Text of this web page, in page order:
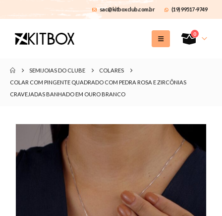
sac@kitboxclub.com.br (19) 99517-9749
0
SEMIJOIAS DO CLUBE
COLARES
COLAR COM PINGENTE QUADRADO COM PEDRA ROSA E ZIRCÔNIAS
CRAVEJADAS BANHADO EM OURO BRANCO